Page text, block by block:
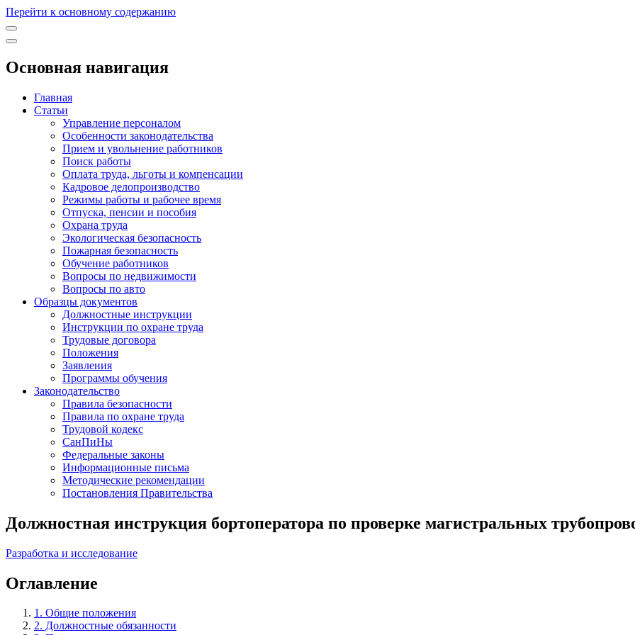
Перейти к основному содержанию
Основная навигация
Главная
Статьи
Управление персоналом
Особенности законодательства
Прием и увольнение работников
Поиск работы
Оплата труда, льготы и компенсации
Кадровое делопроизводство
Режимы работы и рабочее время
Отпуска, пенсии и пособия
Охрана труда
Экологическая безопасность
Пожарная безопасность
Обучение работников
Вопросы по недвижимости
Вопросы по авто
Образцы документов
Должностные инструкции
Инструкции по охране труда
Трудовые договора
Положения
Заявления
Программы обучения
Законодательство
Правила безопасности
Правила по охране труда
Трудовой кодекс
СанПиНы
Федеральные законы
Информационные письма
Методические рекомендации
Постановления Правительства
Должностная инструкция бортоператора по проверке магистральных
Разработка и исследование
Оглавление
1. Общие положения
2. Должностные обязанности